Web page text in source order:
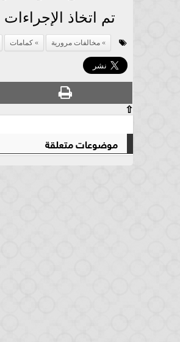
تم اتخاذ الإجراءات
مخالفات مرورية كمامات
⇧
موضوعات متعلقة